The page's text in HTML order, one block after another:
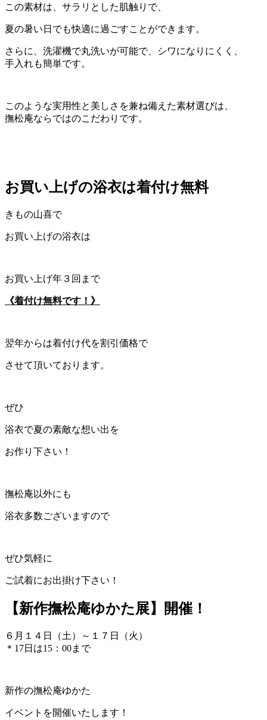
この素材は、サラリとした肌触りで、
夏の暑い日でも快適に過ごすことができます。
さらに、洗濯機で丸洗いが可能で、シワになりにくく、
手入れも簡単です。
このような実用性と美しさを兼ね備えた素材選びは、
撫松庵ならではのこだわりです。
お買い上げの浴衣は着付け無料
きもの山喜で
お買い上げの浴衣は
お買い上げ年３回まで
《着付け無料です！》
翌年からは着付け代を割引価格で
させて頂いております。
ぜひ
浴衣で夏の素敵な想い出を
お作り下さい！
撫松庵以外にも
浴衣多数ございますので
ぜひ気軽に
ご試着にお出掛け下さい！
【新作撫松庵ゆかた展】開催！
６月１４日（土）～１７日（火）
＊17日は15：00まで
新作の撫松庵ゆかた
イベントを開催いたします！